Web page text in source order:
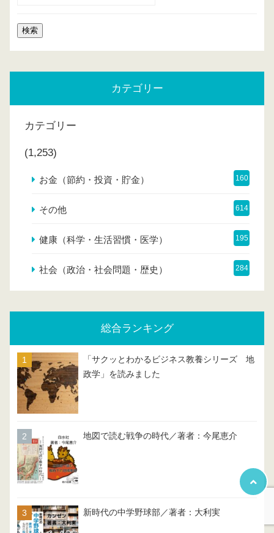
カテゴリー
カテゴリー
(1,253)
お金（節約・投資・貯金） 160
その他 614
健康（科学・生活習慣・医学） 195
社会（政治・社会問題・歴史） 284
総合ランキング
「サクッとわかるビジネス教養シリーズ 地
政学」を読みました
地図で読む戦争の時代／著者：今尾恵介
新時代の中学野球部／著者：大利実